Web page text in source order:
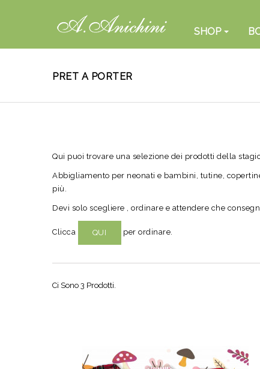
SHOP
PRET A PORTER
Qui puoi trovare una selezione dei prodotti della
Abbigliamento per neonati e bambini, tutine,
più.
Devi solo scegliere , ordinare e attendere che
Clicca QUI per ordinare.
Ci Sono 3 Prodotti.